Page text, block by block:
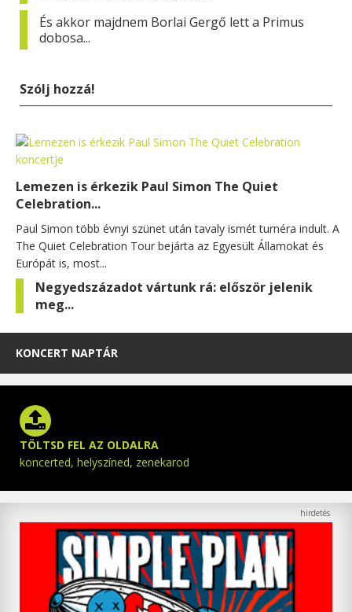
És akkor majdnem Borlai Gergő lett a Primus
dobosa...
Szólj hozzá!
Lemezen is érkezik Paul Simon The Quiet
Celebration...
Paul Simon több évnyi szünet után tavaly ismét turnéra indult. A
The Quiet Celebration Tour bejárta az Egyesült Államokat és
Európát is, most...
Negyedszázadot vártunk rá: először jelenik
meg...
KONCERT NAPTÁR
TÖLTSD FEL AZ OLDALRA
koncerted, helyszíned, zenekarod